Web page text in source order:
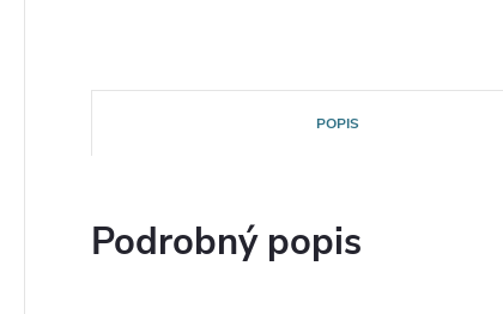
POPIS
Podrobný popis